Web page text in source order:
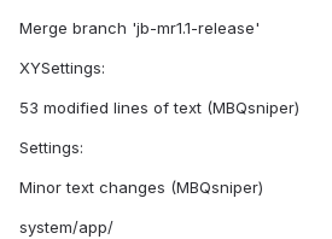
Merge branch 'jb-mr1.1-release'
XYSettings:
53 modified lines of text (MBQsniper)
Settings:
Minor text changes (MBQsniper)
system/app/